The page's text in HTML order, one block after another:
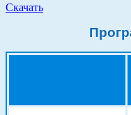
Скачать